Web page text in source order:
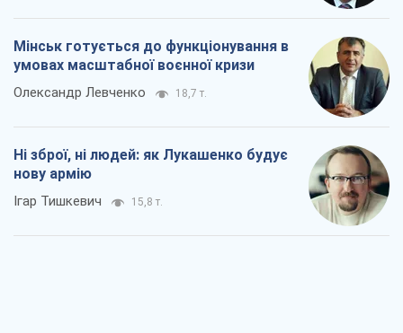
Мінськ готується до функціонування в
умовах масштабної воєнної кризи
Олександр Левченко 18,7 т.
Ні зброї, ні людей: як Лукашенко будує
нову армію
Ігар Тишкевич 15,8 т.